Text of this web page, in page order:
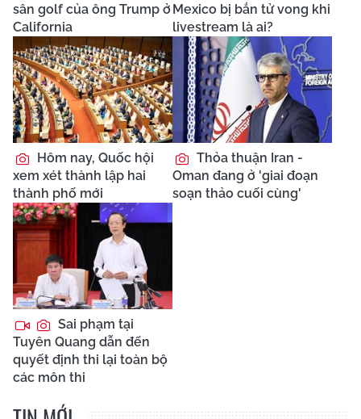
sân golf của ông Trump ở
California
Mexico bị bắn tử vong khi
livestream là ai?
Hôm nay, Quốc hội
xem xét thành lập hai
thành phố mới
Thỏa thuận Iran -
Oman đang ở 'giai đoạn
soạn thảo cuối cùng'
Sai phạm tại
Tuyên Quang dẫn đến
quyết định thi lại toàn bộ
các môn thi